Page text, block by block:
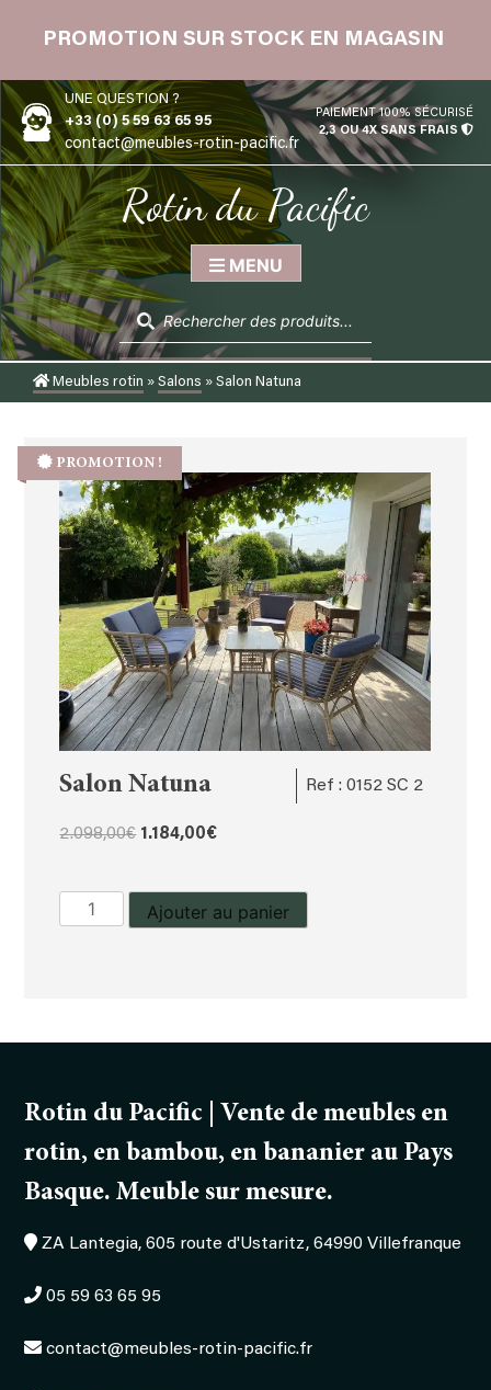
PROMOTION SUR STOCK EN MAGASIN
UNE QUESTION ?
+33 (0) 5 59 63 65 95
contact@meubles-rotin-pacific.fr
PAIEMENT 100% SÉCURISÉ
2,3 OU 4X SANS FRAIS
Rotin du Pacific
MENU
Recherche
de
produits
Meubles rotin » Salons » Salon Natuna
PROMOTION !
Salon Natuna Ref : 0152 SC 2
2.098,00€ Le
était :
1.184,00€Le
est :
quantité
de
Ajouter au panier
Rotin du Pacific | Vente de meubles en
rotin, en bambou, en bananier au Pays
Basque. Meuble sur mesure.
ZA Lantegia, 605 route d'Ustaritz, 64990 Villefranque
05 59 63 65 95
contact@meubles-rotin-pacific.fr